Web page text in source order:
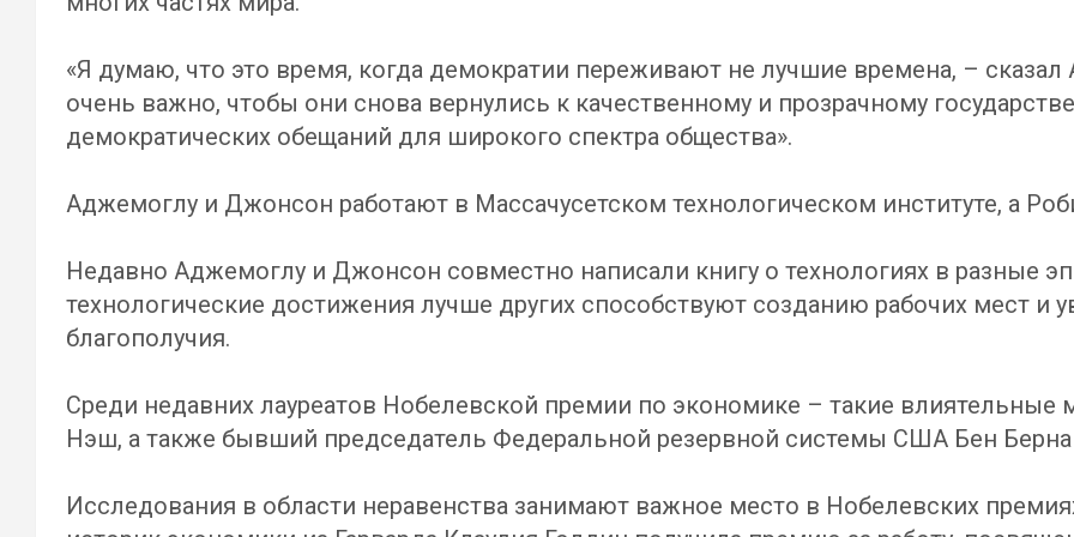
«Я думаю, что это время, когда демократии переживают не лучшие времена, –
очень важно, чтобы они снова вернулись к качественному и прозрачному
демократических обещаний для широкого спектра общества».
Аджемоглу и Джонсон работают в Массачусетском технологическом институте, а
Недавно Аджемоглу и Джонсон совместно написали книгу о технологиях в разные
технологические достижения лучше других способствуют созданию рабочих мест и
благополучия.
Среди недавних лауреатов Нобелевской премии по экономике – такие
Нэш, а также бывший председатель Федеральной резервной системы США Бен
Исследования в области неравенства занимают важное место в Нобелевских